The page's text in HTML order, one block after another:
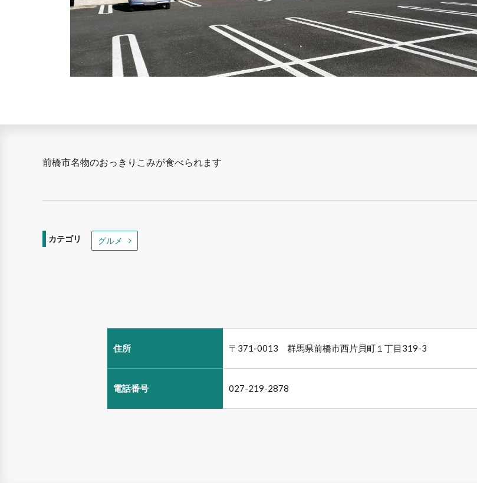
前橋市名物のおっきりこみが食べられます
カテゴリ グルメ
住所 〒371-0013 群馬県前橋市西片貝町１丁目319-3
電話番号 027-219-2878